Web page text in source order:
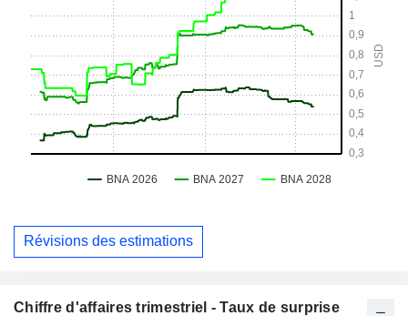
Révisions des estimations
Chiffre d'affaires trimestriel - Taux de surprise